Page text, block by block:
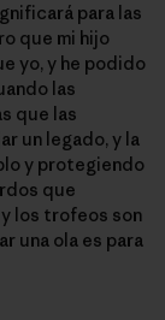
para las
que mi hijo
yo, y he podido
las
que las
un legado, y la
y protegiendo
que
los trofeos son
una ola es para